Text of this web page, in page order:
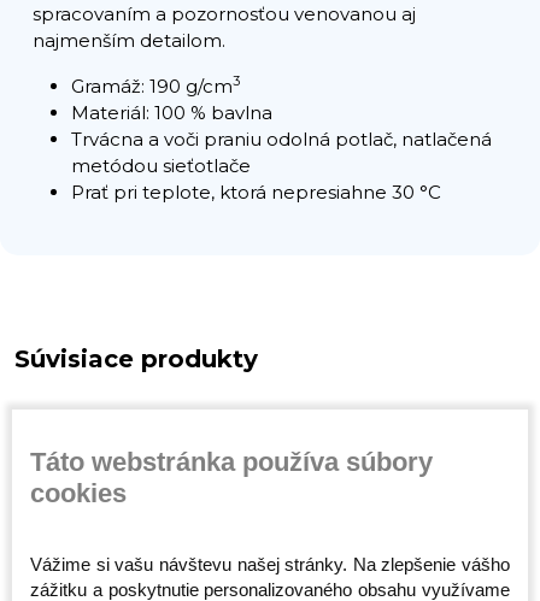
spracovaním a pozornosťou venovanou aj
najmenším detailom.
Gramáž: 190 g/cm3
Materiál: 100 % bavlna
Trvácna a voči praniu odolná potlač, natlačená
metódou sieťotlače
Prať pri teplote, ktorá nepresiahne 30 °C
Súvisiace produkty
Táto webstránka používa súbory
cookies
Vážime si vašu návštevu našej stránky. Na zlepšenie vášho
zážitku a poskytnutie personalizovaného obsahu využívame